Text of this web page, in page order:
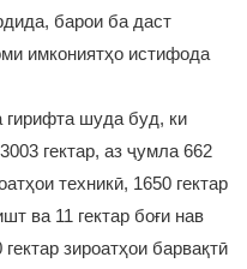
барои ба даст
имкониятҳо истифода
шуда буд, ки
гектар, аз ҷумла 662
техникӣ, 1650 гектар
ва 11 гектар боғи нав
зироатҳои барвақтӣ